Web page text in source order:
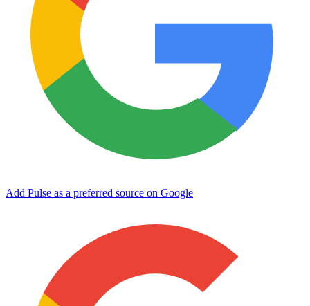
Add Pulse as a preferred source on Google